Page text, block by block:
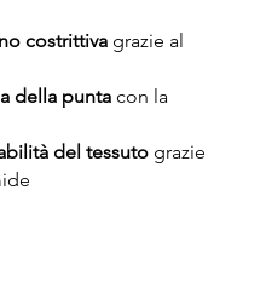
costrittivagrazie al
della puntacon la
del tessutograzie